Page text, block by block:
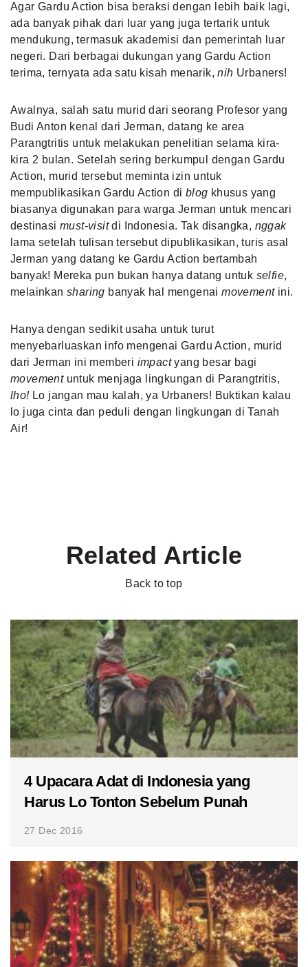
Agar Gardu Action bisa beraksi dengan lebih baik lagi,
ada banyak pihak dari luar yang juga tertarik untuk
mendukung, termasuk akademisi dan pemerintah luar
negeri. Dari berbagai dukungan yang Gardu Action
terima, ternyata ada satu kisah menarik,nih Urbaners!
Awalnya, salah satu murid dari seorang Profesor yang
Budi Anton kenal dari Jerman, datang ke area
Parangtritis untuk melakukan penelitian selama kira-
kira 2 bulan. Setelah sering berkumpul dengan Gardu
Action, murid tersebut meminta izin untuk
mempublikasikan Gardu Action di blog khusus yang
biasanya digunakan para warga Jerman untuk mencari
destinasimust-visitdi Indonesia. Tak disangka, nggak
lama setelah tulisan tersebut dipublikasikan, turis asal
Jerman yang datang ke Gardu Action bertambah
banyak! Mereka pun bukan hanya datang untuk selfie,
melainkansharing banyak hal mengenaimovement ini.
Hanya dengan sedikit usaha untuk turut
menyebarluaskan info mengenai Gardu Action, murid
dari Jerman ini memberi impactyang besar bagi
movementuntuk menjaga lingkungan di Parangtritis,
lho! Lo jangan mau kalah, ya Urbaners! Buktikan kalau
lo juga cinta dan peduli dengan lingkungan di Tanah
Air!
Related Article
Back to top
4 Upacara Adat di Indonesia yang
Harus Lo Tonton Sebelum Punah
27 Dec 2016